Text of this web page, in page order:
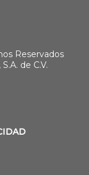
Reservados
de C.V.